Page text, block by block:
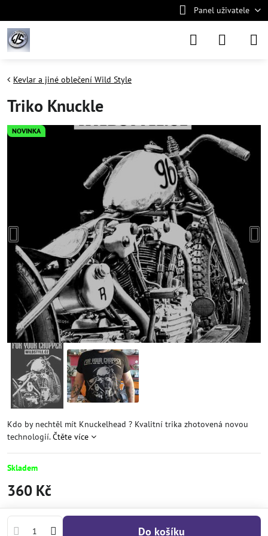
Panel uživatele
NOVINKA
Kevlar a jiné oblečení Wild Style
Triko Knuckle
Kdo by nechtěl mít Knuckelhead ? Kvalitní trika zhotovená novou
technologií.Čtěte více
Skladem
360 Kč
Do košíku